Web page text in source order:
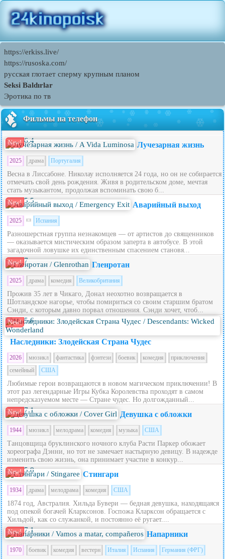
https://erkiss.live/
https://rusoska.com/
русская глотает сперму крупным планом
Seksi Baldırlar
Эротика по тв
Фильмы на телефон
New! 6.4 Лучезарная жизнь
2025 драма Португалия
Весна в Лиссабоне. Николау исполняется 24 года, но он не собирается
отмечать свой день рождения. Живя в родительском доме, мечтая
стать музыкантом, продолжая вспоминать свою б...
New! 5.5 Аварийный выход
2025 Испания
Разношерстная группа незнакомцев — от артистов до священников
— оказывается мистическим образом заперта в автобусе. В этой
загадочной ловушке их единственным спасением становя...
New! 7 Гленротан
2025 драма комедия Великобритания
Прожив 35 лет в Чикаго, Донал неохотно возвращается в
Шотландское нагорье, чтобы помириться со своим старшим братом
Сэнди, с которым давно порвал отношения. Сэнди хочет, чтоб...
New! 5.6
Наследники: Злодейская Страна Чудес
2026 мюзикл фантастика фэнтези боевик комедия
приключения
семейный
США
Любимые герои возвращаются в новом магическом приключении! В
этот раз легендарные Игры Кубка Королевства проходят в самом
непредсказуемом месте — Стране чудес. Но долгожданный...
New! 7.1 Девушка с обложки
1944 мюзикл мелодрама комедия музыка США
Танцовщица бруклинского ночного клуба Расти Паркер обожает
хореографа Дэнни, но тот не замечает настырную девицу. В надежде
изменить свою жизнь, она принимает участие в конкур...
New! 5.8 Стингари
1934 драма мелодрама комедия США
1874 год, Австралия. Хильда Бувери — бедная девушка, находящаяся
под опекой богачей Кларксонов. Госпожа Кларксон обращается с
Хильдой, как со служанкой, и постоянно её ругает....
New! 7.1 Напарники
1970 боевик комедия вестерн Италия Испания Германия (ФРГ)